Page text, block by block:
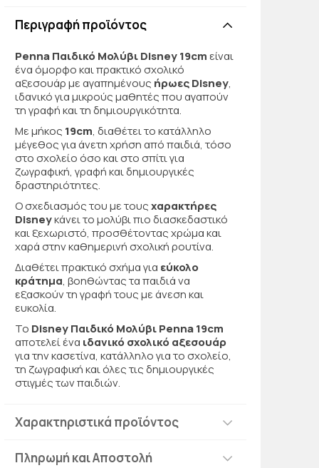
Περιγραφή προϊόντος
Penna Παιδικό Μολύβι Disney 19cmείναι
ένα όμορφο και πρακτικό σχολικό
αξεσουάρ με αγαπημένους ήρωες Disney,
ιδανικό για μικρούς μαθητές που αγαπούν
τη γραφή και τη δημιουργικότητα.
Με μήκος 19cm, διαθέτει το κατάλληλο
μέγεθος για άνετη χρήση από παιδιά, τόσο
στο σχολείο όσο και στο σπίτι για
ζωγραφική, γραφή και δημιουργικές
δραστηριότητες.
Ο σχεδιασμός του με τουςχαρακτήρες
Disneyκάνει το μολύβι πιο διασκεδαστικό
και ξεχωριστό, προσθέτοντας χρώμα και
χαρά στην καθημερινή σχολική ρουτίνα.
Διαθέτει πρακτικό σχήμα για εύκολο
κράτημα, βοηθώντας τα παιδιά να
εξασκούν τη γραφή τους με άνεση και
ευκολία.
Το Disney Παιδικό Μολύβι Penna 19cm
αποτελεί ένα ιδανικό σχολικό αξεσουάρ
για την κασετίνα, κατάλληλο για το σχολείο,
τη ζωγραφική και όλες τις δημιουργικές
στιγμές των παιδιών.
Χαρακτηριστικά προϊόντος
Πληρωμή και Αποστολή